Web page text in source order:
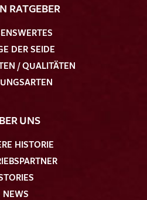
RATGEBER
DER SEIDE
/ QUALITÄTEN
UNS
HISTORIE
NEWS